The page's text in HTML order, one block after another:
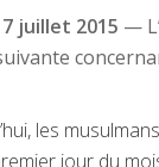
juillet 2015 —
les
jour du